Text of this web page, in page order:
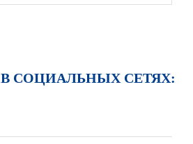
СОЦИАЛЬНЫХ СЕТЯХ: